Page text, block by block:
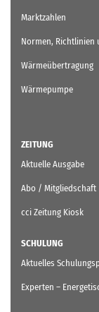
Marktzahlen
Normen, Richtlinien
Wärmeübertragung
Wärmepumpe
ZEITUNG
Aktuelle Ausgabe
Abo / Mitgliedschaft
cci Zeitung Kiosk
SCHULUNG
Aktuelles
Experten –